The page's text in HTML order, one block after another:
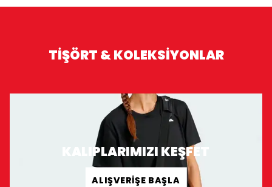
TİŞÖRT & KOLEKSİYONLAR
KALIPLARIMIZI KEŞFET
ALIŞVERİŞE BAŞLA